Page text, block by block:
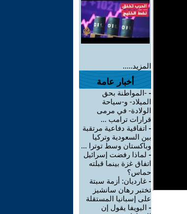
المزيد.....
أخبار عامة
- -المواطنة بحق
الميلاد- و-سياحة
الولادة- في مرمى
قرارات ترامب ...
- اتفاقية دفاعية مرتقبة
بين السعودية وتركيا
وباكستان وسط توترا ...
- لماذا رفضت إسرائيل
اتفاق غزة بينما قبلته
حماس؟
- غارديان: أزمة سبتة
تختبر رهان سانشيز
على إسبانيا المستقلة
- اليويفا يقول إن